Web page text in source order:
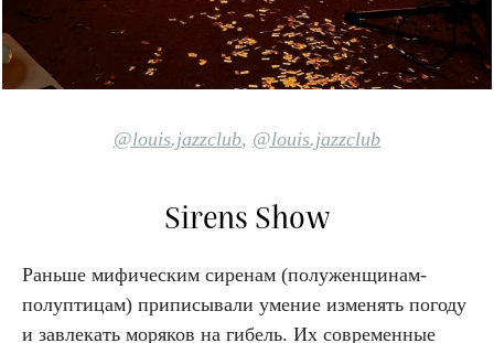
@louis.jazzclub, @louis.jazzclub
Sirens Show
Раньше мифическим сиренам (полуженщинам-
полуптицам) приписывали умение изменять погоду
и завлекать моряков на гибель. Их современные